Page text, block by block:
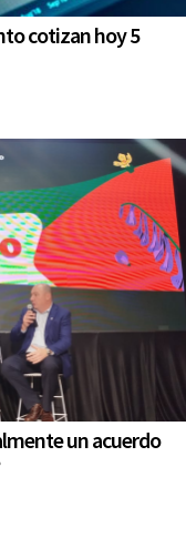
cotizan hoy 5
un acuerdo